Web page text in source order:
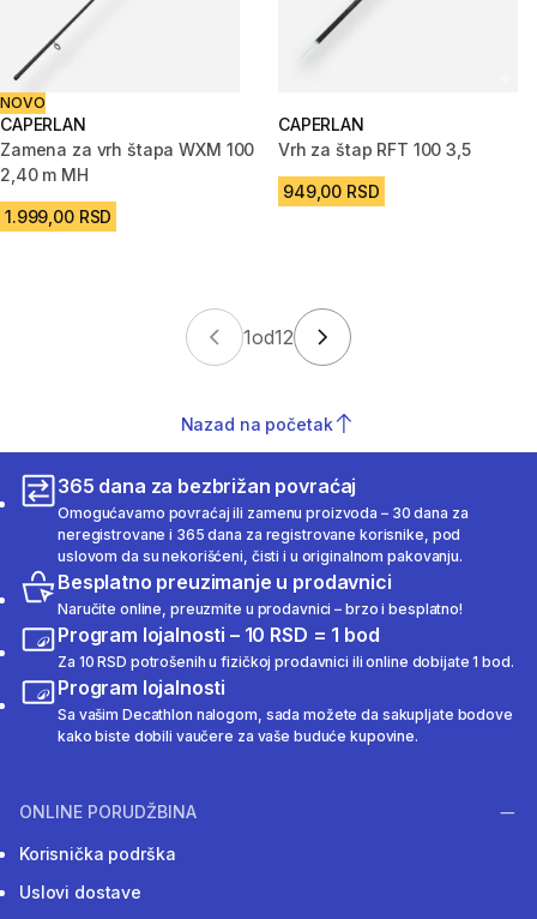
NOVO
CAPERLAN
Zamena za vrh štapa WXM 100
2,40 m MH
1.999,00 RSD
CAPERLAN
Vrh za štap RFT 100 3,5
949,00 RSD
1od12
Nazad na početak
365 dana za bezbrižan povraćaj
Omogućavamo povraćaj ili zamenu proizvoda – 30 dana za
neregistrovane i 365 dana za registrovane korisnike, pod
uslovom da su nekorišćeni, čisti i u originalnom pakovanju.
Besplatno preuzimanje u prodavnici
Naručite online, preuzmite u prodavnici – brzo i besplatno!
Program lojalnosti – 10 RSD = 1 bod
Za 10 RSD potrošenih u fizičkoj prodavnici ili online dobijate 1 bod.
Program lojalnosti
Sa vašim Decathlon nalogom, sada možete da sakupljate bodove
kako biste dobili vaučere za vaše buduće kupovine.
ONLINE PORUDŽBINA
Korisnička podrška
Uslovi dostave